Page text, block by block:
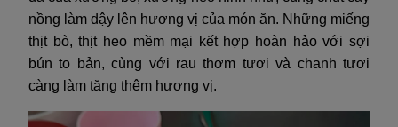
nồng làm dậy lên hương vị của món ăn. Những miếng
thịt bò, thịt heo mềm mại kết hợp hoàn hảo với sợi
bún to bản, cùng với rau thơm tươi và chanh tươi
càng làm tăng thêm hương vị.